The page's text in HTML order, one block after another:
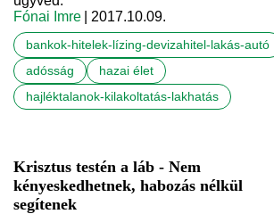
Fónai Imre
| 2017.10.09.
bankok-hitelek-lízing-devizahitel-lakás-autó
adósság
hazai élet
hajléktalanok-kilakoltatás-lakhatás
Krisztus testén a láb - Nem
kényeskedhetnek, habozás nélkül
segítenek